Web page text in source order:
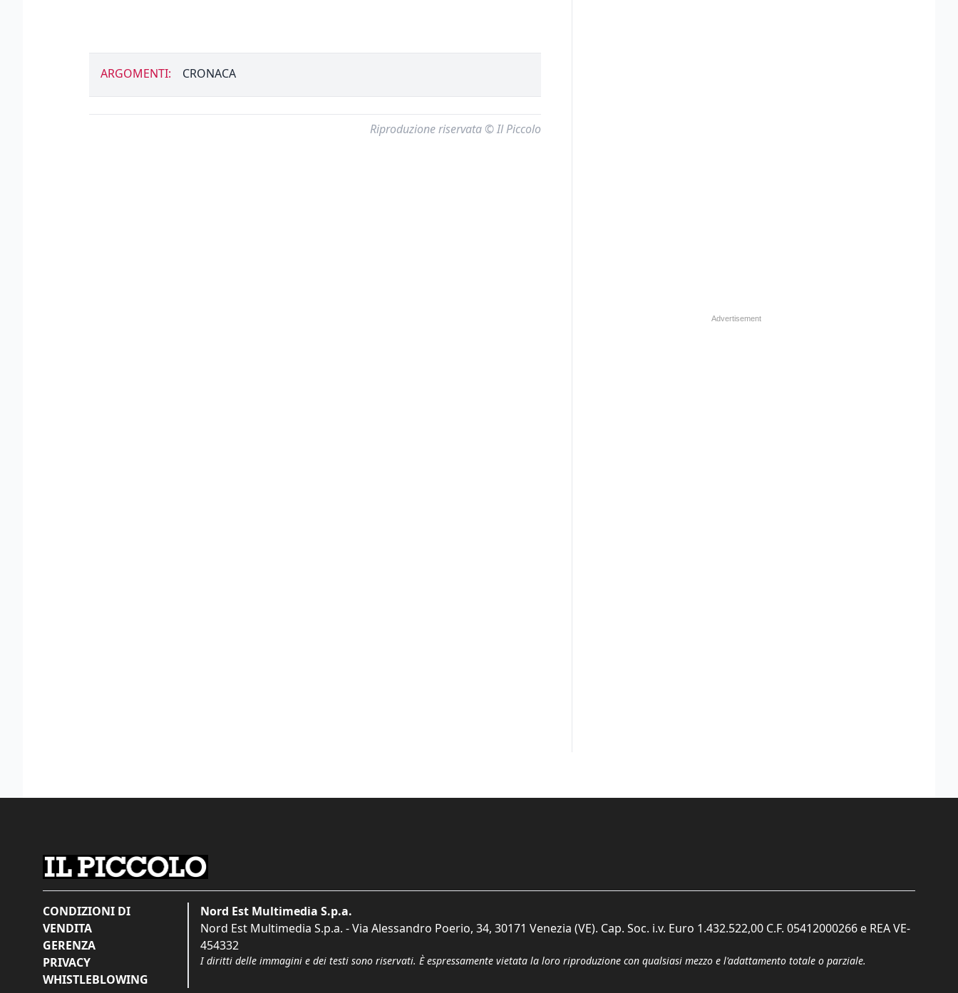
ARGOMENTI: CRONACA
Riproduzione riservata © Il Piccolo
CONDIZIONI DI
VENDITA
GERENZA
PRIVACY
WHISTLEBLOWING
Nord Est Multimedia S.p.a.
Nord Est Multimedia S.p.a. - Via Alessandro Poerio, 34, 30171 Venezia (VE). Cap. Soc. i.v. Euro 1.432.522,00 C.F. 05412000266 e REA VE-
454332
I diritti delle immagini e dei testi sono riservati. È espressamente vietata la loro riproduzione con qualsiasi mezzo e l'adattamento totale o parziale.